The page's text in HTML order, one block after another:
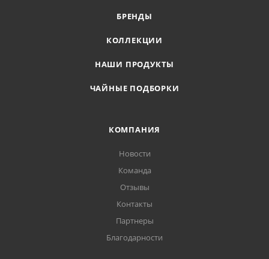
БРЕНДЫ
КОЛЛЕКЦИИ
НАШИ ПРОДУКТЫ
ЧАЙНЫЕ ПОДБОРКИ
КОМПАНИЯ
Новости
Команда
Отзывы
Контакты
Партнеры
Благодарности